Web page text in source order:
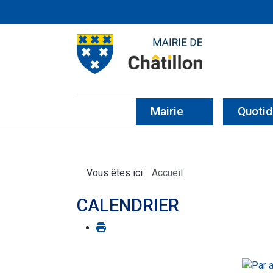
CHÂTILLON
SITE OFFICIEL DE LA
Mairie
Vous êtes ici : Accueil
CALENDRIER